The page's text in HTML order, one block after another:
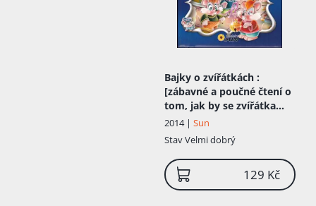
Bajky o zvířátkách :
[zábavné a poučné čtení o
tom, jak by se zvířátka
měla či neměla chovat
2014 | Sun
StavVelmi dobrý
129 Kč